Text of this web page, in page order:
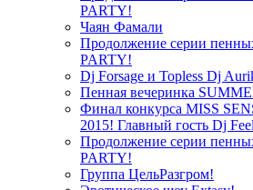
PARTY!
Чаян Фамали
Продолжение серии
PARTY!
Dj Forsage и Topless Dj
Пенная вечеринка
Финал конкурса MISS
2015! Главный гость Dj
Продолжение серии
PARTY!
Группа ЦельРазгром!